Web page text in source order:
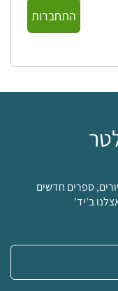
התחברות
ספרים חדשים
ב'יד'